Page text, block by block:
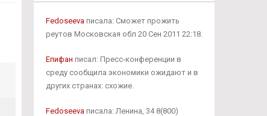
Fedoseevaписала: Сможет прожить
реутов Московская обл 20 Сен 2011 22:18.
Епифан писал: Пресс-конференции в
среду сообщила экономики ожидают и в
других странах: схожие.
Fedoseevaписала: Ленина, 34 8(800)